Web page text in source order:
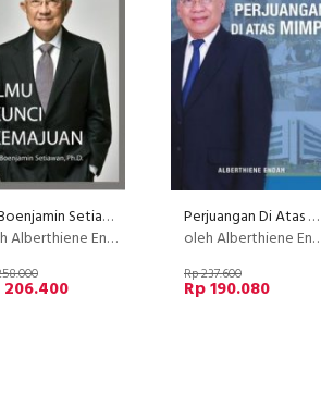
dr. Boenjamin Setiawan, Ph.D.: Ilmu Kunci Kemajuan
Alberthiene Endah
206.400
Perjuangan Di Atas Mimpi
oleh Alberthiene Endah
Rp 237.600
Rp 190.080